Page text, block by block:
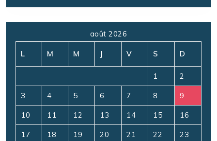
août 2026
L M M J V S D
1 2
3 4 5 6 7 8 9
10 11 12 13 14 15 16
17 18 19 20 21 22 23